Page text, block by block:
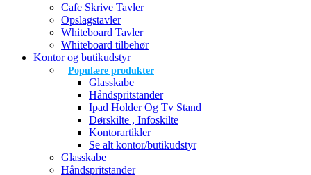
Cafe Skrive Tavler
Opslagstavler
Whiteboard Tavler
Whiteboard tilbehør
Kontor og butikudstyr
Populære produkter
Glasskabe
Håndspritstander
Ipad Holder Og Tv Stand
Dørskilte , Infoskilte
Kontorartikler
Se alt kontor/butikudstyr
Glasskabe
Håndspritstander